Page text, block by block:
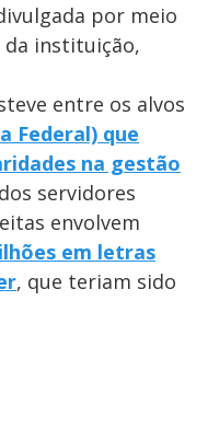
por meio
instituição,
entre os alvos
Federal) que
na gestão
servidores
envolvem
em letras
, que teriam sido